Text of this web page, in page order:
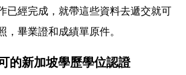
已經完成，就帶這些資料去遞交就可
，畢業證和成績單原件。
的新加坡學歷學位認證